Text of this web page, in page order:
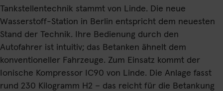
Tankstellentechnik stammt von Linde. Die neue
Wasserstoff-Station in Berlin entspricht dem neuesten
Stand der Technik. Ihre Bedienung durch den
Autofahrer ist intuitiv; das Betanken ähnelt dem
konventioneller Fahrzeuge. Zum Einsatz kommt der
Ionische Kompressor IC90 von Linde. Die Anlage fasst
rund 230 Kilogramm H2 – das reicht für die Betankung